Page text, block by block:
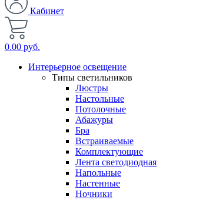
Кабинет
0.00 руб.
Интерьерное освещение
Типы светильников
Люстры
Настольные
Потолочные
Абажуры
Бра
Встраиваемые
Комплектующие
Лента светодиодная
Напольные
Настенные
Ночники